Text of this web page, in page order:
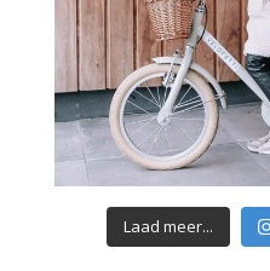
Laad meer...